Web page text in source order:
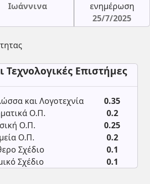
Ιωάννινα
ενημέρωση
25/7/2025
Τεχνολογικές Επιστήμες
και Λογοτεχνία
0.35
Ο.Π.
0.2
Ο.Π.
0.25
Ο.Π.
0.2
Σχέδιο
0.1
Σχέδιο
0.1